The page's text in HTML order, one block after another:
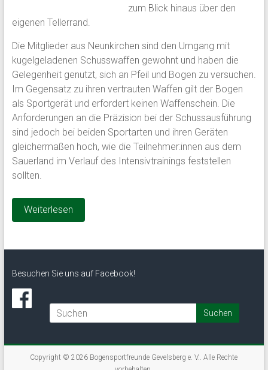
zum Blick hinaus über den
eigenen Tellerrand.
Die Mitglieder aus Neunkirchen sind den Umgang mit
kugelgeladenen Schusswaffen gewohnt und haben die
Gelegenheit genutzt, sich an Pfeil und Bogen zu versuchen.
Im Gegensatz zu ihren vertrauten Waffen gilt der Bogen
als Sportgerät und erfordert keinen Waffenschein. Die
Anforderungen an die Präzision bei der Schussausführung
sind jedoch bei beiden Sportarten und ihren Geräten
gleichermaßen hoch, wie die Teilnehmer:innen aus dem
Sauerland im Verlauf des Intensivtrainings feststellen
sollten.
Weiterlesen
Besuchen Sie uns auf Facebook!
Copyright © 2026 Bogensportfreunde Gevelsberg e. V.. Alle Rechte